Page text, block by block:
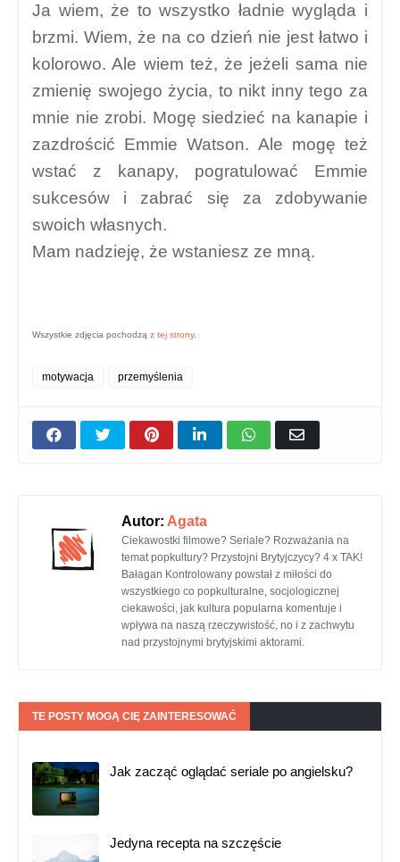
Ja wiem, że to wszystko ładnie wygląda i
brzmi. Wiem, że na co dzień nie jest łatwo i
kolorowo. Ale wiem też, że jeżeli sama nie
zmienię swojego życia, to nikt inny tego za
mnie nie zrobi. Mogę siedzieć na kanapie i
zazdrościć Emmie Watson. Ale mogę też
wstać z kanapy, pogratulować Emmie
sukcesów i zabrać się za zdobywanie
swoich własnych.
Mam nadzieję, że wstaniesz ze mną.
Wszystkie zdjęcia pochodzą z tej strony.
motywacja przemyślenia
Autor: Agata
Ciekawostki filmowe? Seriale? Rozważania na
temat popkultury? Przystojni Brytyjczycy? 4 x TAK!
Bałagan Kontrolowany powstał z miłości do
wszystkiego co popkulturalne, socjologicznej
ciekawości, jak kultura popularna komentuje i
wpływa na naszą rzeczywistość, no i z zachwytu
nad przystojnymi brytyjskimi aktorami.
TE POSTY MOGĄ CIĘ ZAINTERESOWAĆ
Jak zacząć oglądać seriale po angielsku?
Jedyna recepta na szczęście